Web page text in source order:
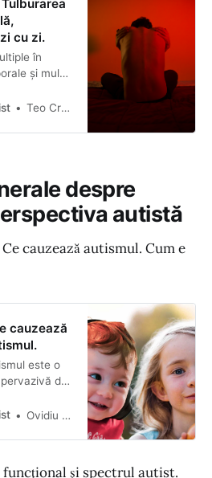
cu zi.
în
și mulți
Teo Cristea-Mocian
despre
autistă
cauzează autismul. Cum e
cauzează
este o
de
umane.
Ovidiu Platon
și spectrul autist.